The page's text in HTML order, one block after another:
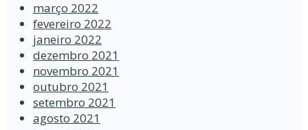
março 2022
fevereiro 2022
janeiro 2022
dezembro 2021
novembro 2021
outubro 2021
setembro 2021
agosto 2021